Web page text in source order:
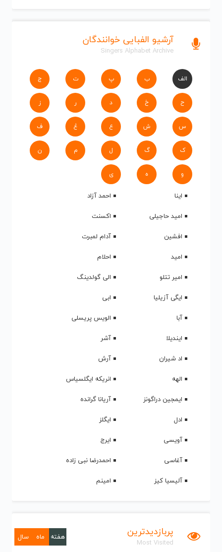
آرشیو الفبایی خوانندگان
Singers Alphabet Archive
الف ب پ ت ج
ح خ د ر ز
س ش ع غ ف
ک گ ل م ن
و ه ی
اینا
احمد آزاد
امید حاجیلی
اکسنت
افشین
آدام لمبرت
امید
احلام
امیر تتلو
الی گولدینگ
ایگی آزیلیا
ابی
آبا
الویس پریسلی
ایندیلا
آشر
اد شیران
آرش
الهه
انریکه ایگلسیاس
ایمجین دراگونز
آریانا گرانده
ادل
ایگلز
آویسی
ایرج
آغاسی
احمدرضا نبی زاده
آلیسیا کیز
امینم
پربازدیدترین
Most Visited
هفته ماه سال